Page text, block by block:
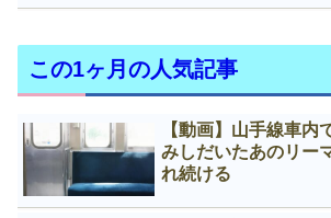
この1ヶ月の人気記事
【動画】山手線車内
みしだいたあのリー
れ続ける